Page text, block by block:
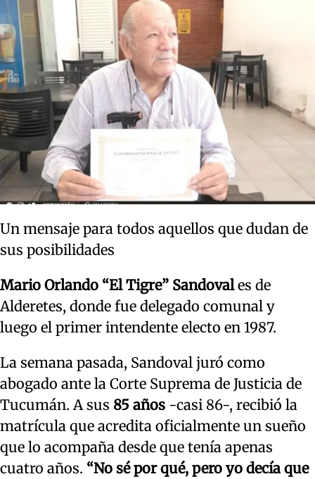
Un mensaje para todos aquellos que dudan de
sus posibilidades
Mario Orlando “El Tigre” Sandovales de
Alderetes, donde fue delegado comunal y
luego el primer intendente electo en 1987.
La semana pasada, Sandoval juró como
abogado ante la Corte Suprema de Justicia de
Tucumán. A sus 85 años -casi 86-, recibió la
matrícula que acredita oficialmente un sueño
que lo acompaña desde que tenía apenas
cuatro años. “No sé por qué, pero yo decía que